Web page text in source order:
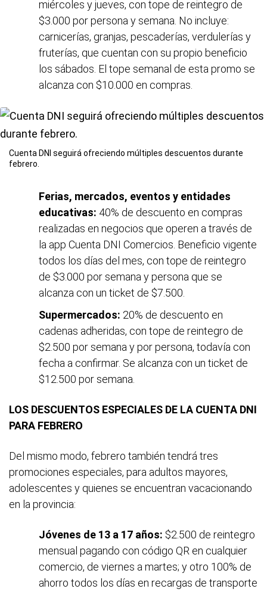
miércoles y jueves, con tope de reintegro de
$3.000 por persona y semana. No incluye:
carnicerías, granjas, pescaderías, verdulerías y
fruterías, que cuentan con su propio beneficio
los sábados. El tope semanal de esta promo se
alcanza con $10.000 en compras.
Cuenta DNI seguirá ofreciendo múltiples descuentos durante
febrero.
Ferias, mercados, eventos y entidades
educativas: 40% de descuento en compras
realizadas en negocios que operen a través de
la app Cuenta DNI Comercios. Beneficio vigente
todos los días del mes, con tope de reintegro
de $3.000 por semana y persona que se
alcanza con un ticket de $7.500.
Supermercados: 20% de descuento en
cadenas adheridas, con tope de reintegro de
$2.500 por semana y por persona, todavía con
fecha a confirmar. Se alcanza con un ticket de
$12.500 por semana.
LOS DESCUENTOS ESPECIALES DE LA CUENTA DNI
PARA FEBRERO
Del mismo modo, febrero también tendrá tres
promociones especiales, para adultos mayores,
adolescentes y quienes se encuentran vacacionando
en la provincia:
Jóvenes de 13 a 17 años: $2.500 de reintegro
mensual pagando con código QR en cualquier
comercio, de viernes a martes; y otro 100% de
ahorro todos los días en recargas de transporte